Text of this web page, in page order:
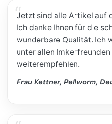
Jetzt sind alle Artikel auf
Ich danke Ihnen für die
wunderbare Qualität. Ich
unter allen
weiterempfehlen.
Frau Kettner, Pellworm,